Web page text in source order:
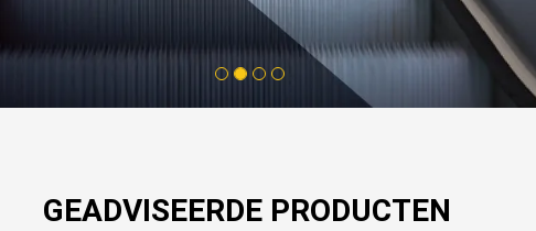
1 2 3 4
GEADVISEERDE PRODUCTEN